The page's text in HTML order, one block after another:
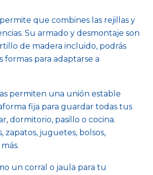
que combines las rejillas y
Su armado y desmontaje son
de madera incluido, podrás
para adaptarse a
permiten una unión estable
fija para guardar todas tus
dormitorio, pasillo o cocina.
zapatos, juguetes, bolsos,
un corral o jaula para tu